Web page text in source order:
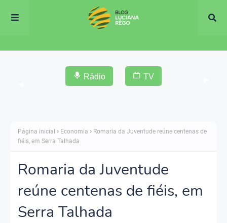
Rádio TV
Página inicial Economia
Romaria da Juventude reúne centenas de
fiéis, em Serra Talhada
Romaria da Juventude
reúne centenas de fiéis, em
Serra Talhada